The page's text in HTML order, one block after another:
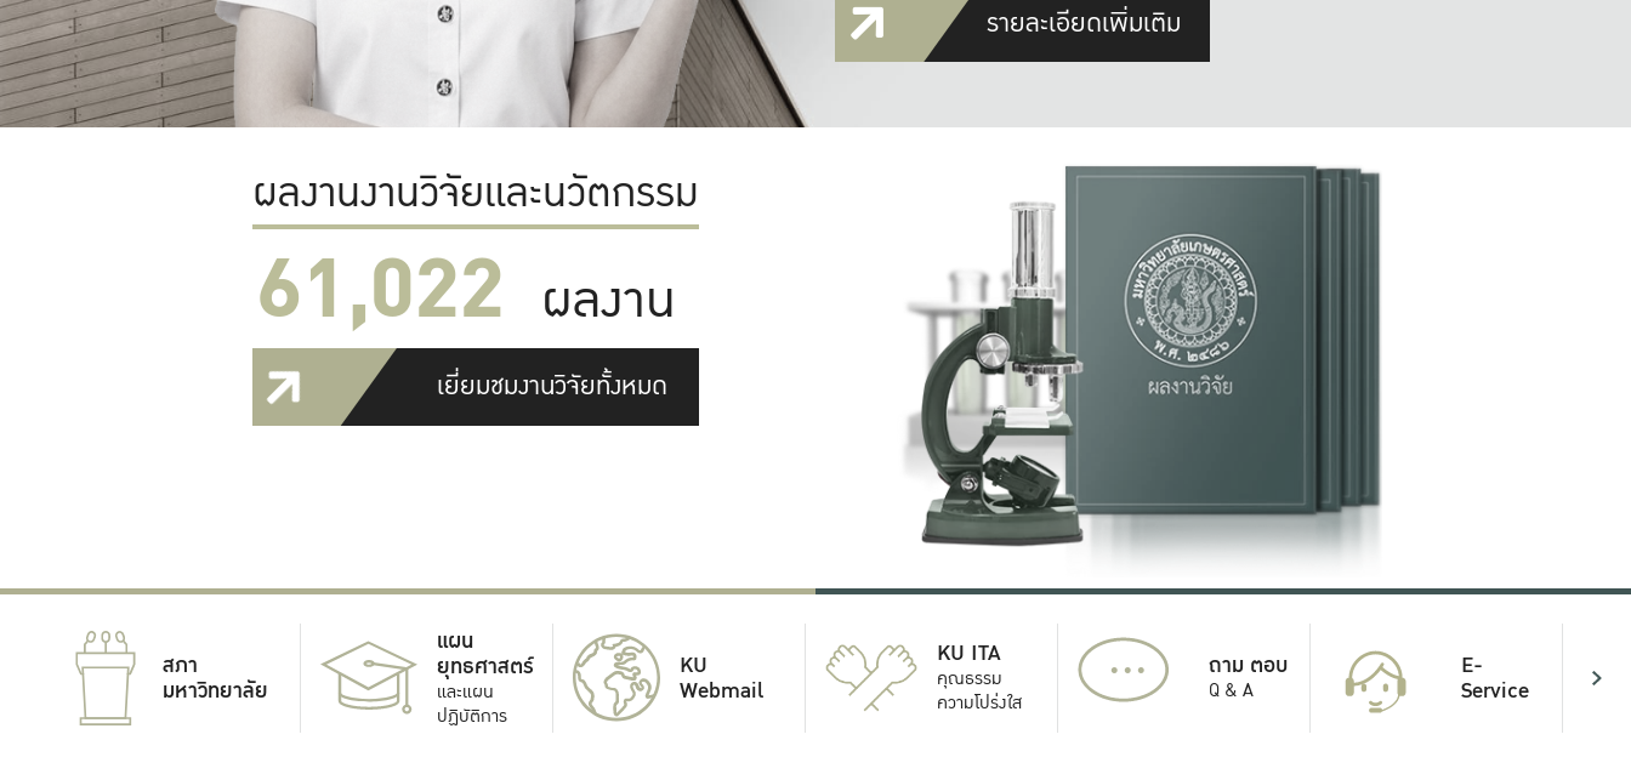
รายละเอียดเพิ่มเติม
ผลงานงานวิจัยและนวัตกรรม
61,022 ผลงาน
เยี่ยมชมงานวิจัยทั้งหมด
สภา
มหาวิทยาลัย
แผน
ยุทธศาสตร์
และแผน
ปฏิบัติการ
KU
Webmail
KU ITA
คุณธรรม
ความโปร่งใส
... ถาม ตอบ
Q & A
E-
Service